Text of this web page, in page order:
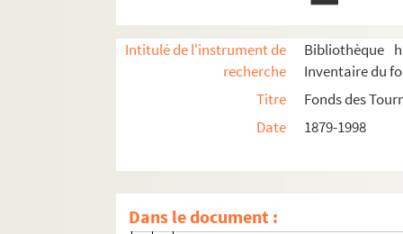
Intitulé de l'instrument de
recherche
Bibliothèque
Inventaire du
Titre
Fonds des
Date
1879-1998
Dans le document :
Année 1938
Année 1939
Années 1944 à 1949
8-TFS-015-0227. L'amant de
8-TFS-015-0228. Duo (Géraldy,